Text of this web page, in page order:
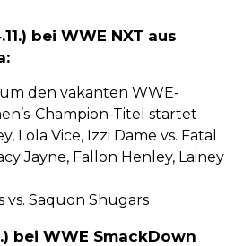
bei WWE NXT aus
den vakanten WWE-
Champion-Titel startet
Lola Vice, Izzi Dame vs. Fatal
Jayne, Fallon Henley, Lainey
vs. Saquon Shugars
bei WWE SmackDown